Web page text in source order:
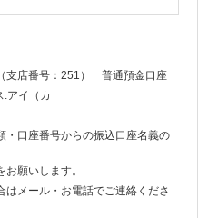
支店番号：251） 普通預金口座
アイ（カ
口座番号からの振込口座名義の
願いします。
メール・お電話でご連絡くださ